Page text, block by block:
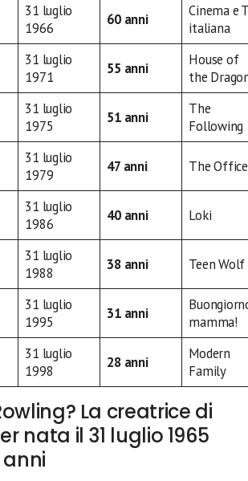
31 luglio
1966
60 anni
Cinema e
italiana
31 luglio
1971
55 anni
House of
the
31 luglio
1975
51 anni
The
Following
31 luglio
1979
47 anni The Office
31 luglio
1986
40 anni Loki
31 luglio
1988
38 anni Teen Wolf
31 luglio
1995
31 anni
mamma!
31 luglio
1998
28 anni
Modern
Family
La creatrice di
nata il 31 luglio 1965
anni